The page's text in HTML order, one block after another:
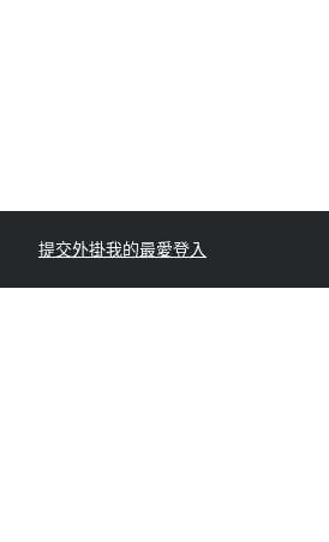
提交外掛我的最愛登入